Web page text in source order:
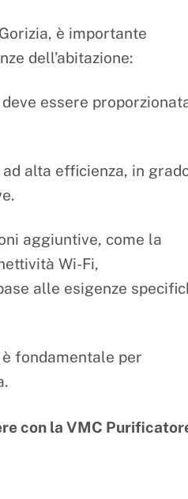
è importante
dell’abitazione:
essere
alta efficienza, in
aggiuntive, come la
Wi-Fi,
alle esigenze
è fondamentale per
con la VMC